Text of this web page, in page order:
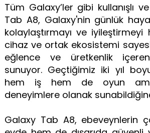
Tüm Galaxy’ler gibi kullanışlı
Tab A8, Galaxy'nin günlük
kolaylaştırmayı ve iyileştirmeyi
cihaz ve ortak ekosistemi
eğlence ve üretkenlik
sunuyor. Geçtiğimiz iki yıl
hem iş hem de oyun
deneyimlere olanak
Galaxy Tab A8, ebeveynlerin